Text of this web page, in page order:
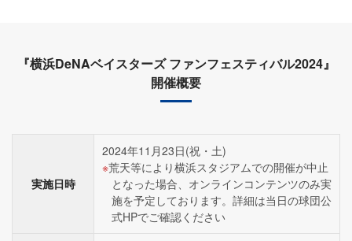
『横浜DeNAベイスターズ ファンフェスティバル2024』
開催概要
実施日時
2024年11月23日(祝・土)
荒天等により横浜スタジアムでの開催が中止
となった場合、オンラインコンテンツのみ実
施を予定しております。詳細は当日の球団公
式HPでご確認ください